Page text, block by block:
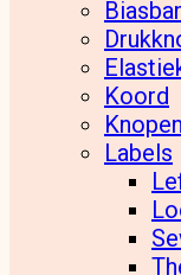
Koord
Labels